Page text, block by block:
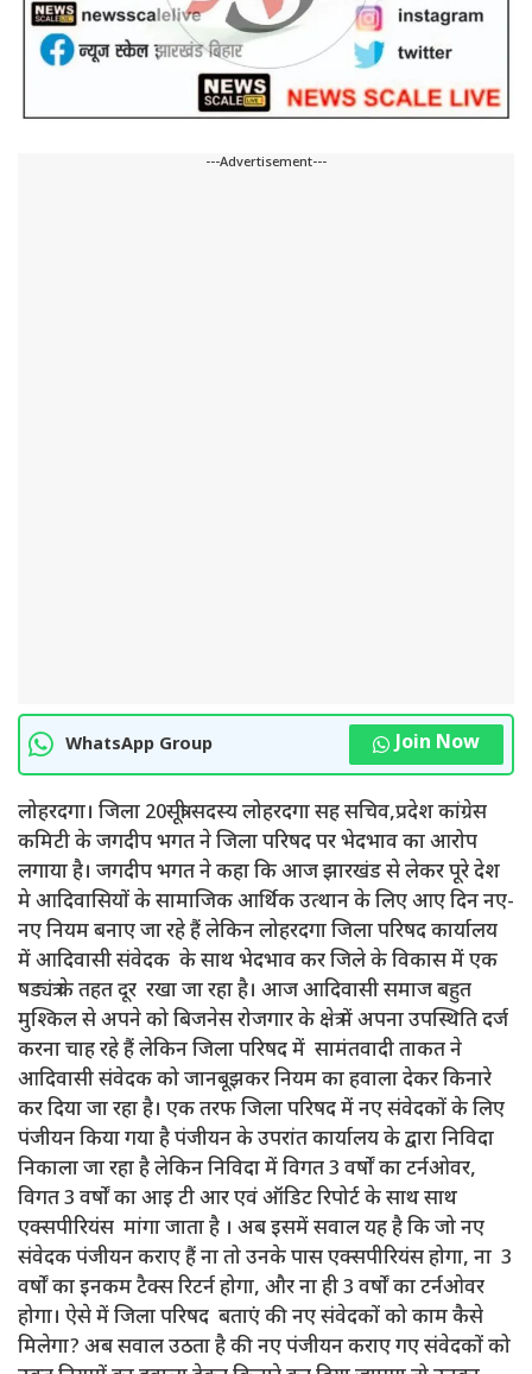
---Advertisement---
WhatsApp Group Join Now
लोहरदगा। जिला 20सूत्री सदस्य लोहरदगा सह सचिव,प्रदेश कांग्रेस
कमिटी के जगदीप भगत ने जिला परिषद पर भेदभाव का आरोप
लगाया है। जगदीप भगत ने कहा कि आज झारखंड से लेकर पूरे देश
मे आदिवासियों के सामाजिक आर्थिक उत्थान के लिए आए दिन नए-
नए नियम बनाए जा रहे हैं लेकिन लोहरदगा जिला परिषद कार्यालय
में आदिवासी संवेदक के साथ भेदभाव कर जिले के विकास में एक
षड्यंत्र के तहत दूर रखा जा रहा है। आज आदिवासी समाज बहुत
मुश्किल से अपने को बिजनेस रोजगार के क्षेत्र में अपना उपस्थिति दर्ज
करना चाह रहे हैं लेकिन जिला परिषद में सामंतवादी ताकत ने
आदिवासी संवेदक को जानबूझकर नियम का हवाला देकर किनारे
कर दिया जा रहा है। एक तरफ जिला परिषद में नए संवेदकों के लिए
पंजीयन किया गया है पंजीयन के उपरांत कार्यालय के द्वारा निविदा
निकाला जा रहा है लेकिन निविदा में विगत 3 वर्षों का टर्नओवर,
विगत 3 वर्षों का आइ टी आर एवं ऑडिट रिपोर्ट के साथ साथ
एक्सपीरियंस मांगा जाता है । अब इसमें सवाल यह है कि जो नए
संवेदक पंजीयन कराए हैं ना तो उनके पास एक्सपीरियंस होगा, ना 3
वर्षों का इनकम टैक्स रिटर्न होगा, और ना ही 3 वर्षों का टर्नओवर
होगा। ऐसे में जिला परिषद बताएं की नए संवेदकों को काम कैसे
मिलेगा? अब सवाल उठता है की नए पंजीयन कराए गए संवेदकों को